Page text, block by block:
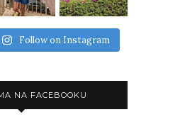
Follow on Instagram
NA FACEBOOKU